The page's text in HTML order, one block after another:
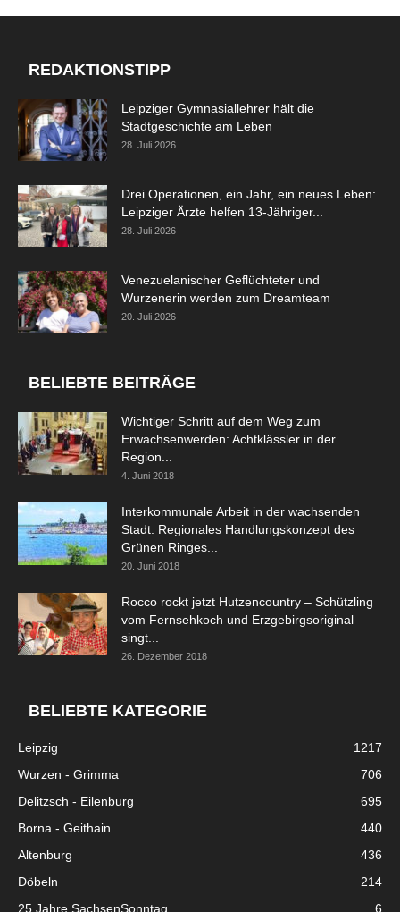
REDAKTIONSTIPP
Leipziger Gymnasiallehrer hält die
Stadtgeschichte am Leben
28. Juli 2026
Drei Operationen, ein Jahr, ein neues Leben:
Leipziger Ärzte helfen 13-Jähriger...
28. Juli 2026
Venezuelanischer Geflüchteter und
Wurzenerin werden zum Dreamteam
20. Juli 2026
BELIEBTE BEITRÄGE
Wichtiger Schritt auf dem Weg zum
Erwachsenwerden: Achtklässler in der
Region...
4. Juni 2018
Interkommunale Arbeit in der wachsenden
Stadt: Regionales Handlungskonzept des
Grünen Ringes...
20. Juni 2018
Rocco rockt jetzt Hutzencountry – Schützling
vom Fernsehkoch und Erzgebirgsoriginal
singt...
26. Dezember 2018
BELIEBTE KATEGORIE
Leipzig
1217
Wurzen - Grimma
706
Delitzsch - Eilenburg
695
Borna - Geithain
440
Altenburg
436
Döbeln
214
25 Jahre SachsenSonntag
6